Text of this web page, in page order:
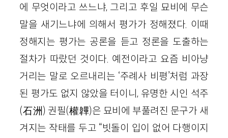
에 무엇이라고 쓰느냐, 그리고 후일 묘비에 무슨
말을 새기느냐에 의해서 평가가 정해졌다. 이때
정해지는 평가는 공론을 듣고 정론을 도출하는
절차가 따랐던 것이다. 예전이라고 요즘 비아냥
거리는 말로 오르내리는 ‘주례사 비평’처럼 과장
된 평가도 없지 않았을 터이니, 유명한 시인 석주
(石洲) 권필(權韠)은 묘비에 부풀려진 문구가 새
겨지는 작태를 두고 “빗돌이 입이 없어 다행이지